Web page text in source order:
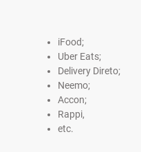
iFood;
Uber Eats;
Delivery Direto;
Neemo;
Accon;
Rappi,
etc.